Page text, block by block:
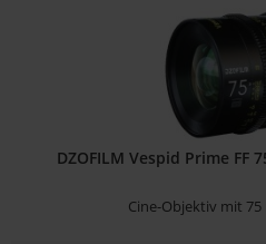
DZOFILM Vespid Prime FF
Cine-Objektiv mit